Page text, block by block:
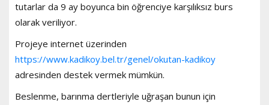
tutarlar da 9 ay boyunca bin öğrenciye karşılıksız burs
olarak veriliyor.
Projeye internet üzerinden
https://www.kadikoy.bel.tr/genel/okutan-kadikoy
adresinden destek vermek mümkün.
Beslenme, barınma dertleriyle uğraşan bunun için